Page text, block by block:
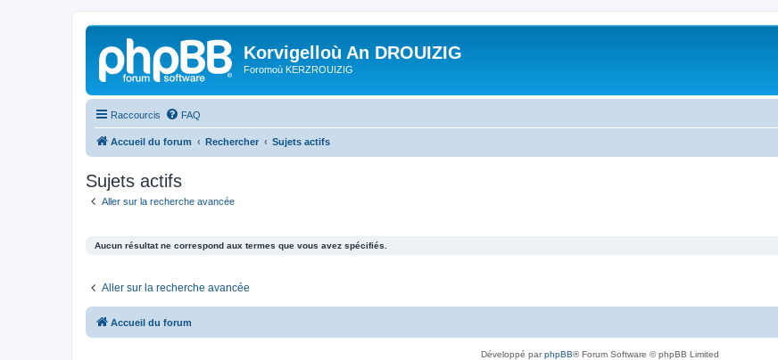
Korvigelloù An DROUIZIG
Foromoù KERZROUIZIG
Raccourcis FAQ
Accueil du forum Rechercher Sujets actifs
Sujets actifs
Aller sur la recherche avancée
Aucun résultat ne correspond aux termes que vous avez spécifiés.
Aller sur la recherche avancée
Accueil du forum
Développé parphpBB® Forum Software © phpBB Limited